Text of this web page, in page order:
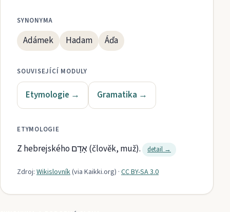
SYNONYMA
Adámek Hadam Áďa
SOUVISEJÍCÍ MODULY
Etymologie → Gramatika →
ETYMOLOGIE
Z hebrejského אָדָם (člověk, muž). detail →
Zdroj: Wikislovník(via Kaikki.org) · CC BY-SA 3.0